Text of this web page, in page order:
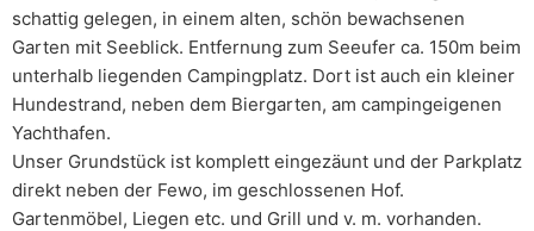
schattig gelegen, in einem alten, schön bewachsenen
Garten mit Seeblick. Entfernung zum Seeufer ca. 150m beim
unterhalb liegenden Campingplatz. Dort ist auch ein kleiner
Hundestrand, neben dem Biergarten, am campingeigenen
Yachthafen.
Unser Grundstück ist komplett eingezäunt und der Parkplatz
direkt neben der Fewo, im geschlossenen Hof.
Gartenmöbel, Liegen etc. und Grill und v. m. vorhanden.